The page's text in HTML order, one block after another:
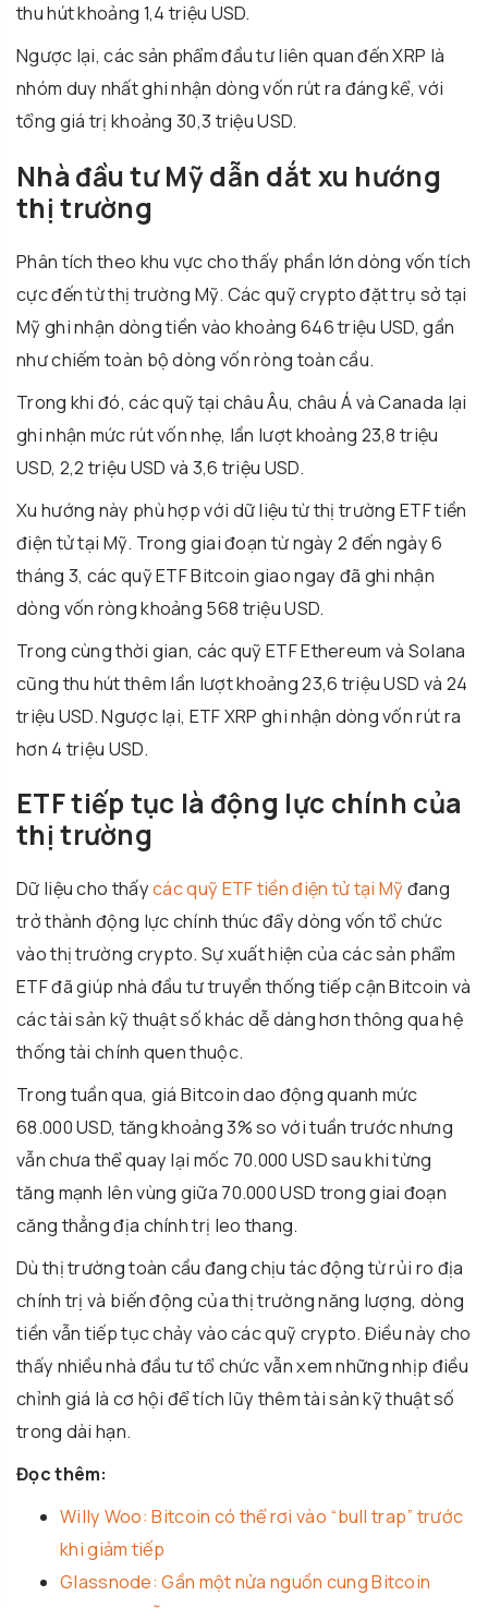
thu hút khoảng 1,4 triệu USD.
Ngược lại, các sản phẩm đầu tư liên quan đến XRP là
nhóm duy nhất ghi nhận dòng vốn rút ra đáng kể, với
tổng giá trị khoảng 30,3 triệu USD.
Nhà đầu tư Mỹ dẫn dắt xu hướng
thị trường
Phân tích theo khu vực cho thấy phần lớn dòng vốn tích
cực đến từ thị trường Mỹ. Các quỹ crypto đặt trụ sở tại
Mỹ ghi nhận dòng tiền vào khoảng 646 triệu USD, gần
như chiếm toàn bộ dòng vốn ròng toàn cầu.
Trong khi đó, các quỹ tại châu Âu, châu Á và Canada lại
ghi nhận mức rút vốn nhẹ, lần lượt khoảng 23,8 triệu
USD, 2,2 triệu USD và 3,6 triệu USD.
Xu hướng này phù hợp với dữ liệu từ thị trường ETF tiền
điện tử tại Mỹ. Trong giai đoạn từ ngày 2 đến ngày 6
tháng 3, các quỹ ETF Bitcoin giao ngay đã ghi nhận
dòng vốn ròng khoảng 568 triệu USD.
Trong cùng thời gian, các quỹ ETF Ethereum và Solana
cũng thu hút thêm lần lượt khoảng 23,6 triệu USD và 24
triệu USD. Ngược lại, ETF XRP ghi nhận dòng vốn rút ra
hơn 4 triệu USD.
ETF tiếp tục là động lực chính của
thị trường
Dữ liệu cho thấycác quỹ ETF tiền điện tử tại Mỹ đang
trở thành động lực chính thúc đẩy dòng vốn tổ chức
vào thị trường crypto. Sự xuất hiện của các sản phẩm
ETF đã giúp nhà đầu tư truyền thống tiếp cận Bitcoin và
các tài sản kỹ thuật số khác dễ dàng hơn thông qua hệ
thống tài chính quen thuộc.
Trong tuần qua, giá Bitcoin dao động quanh mức
68.000 USD, tăng khoảng 3% so với tuần trước nhưng
vẫn chưa thể quay lại mốc 70.000 USD sau khi từng
tăng mạnh lên vùng giữa 70.000 USD trong giai đoạn
căng thẳng địa chính trị leo thang.
Dù thị trường toàn cầu đang chịu tác động từ rủi ro địa
chính trị và biến động của thị trường năng lượng, dòng
tiền vẫn tiếp tục chảy vào các quỹ crypto. Điều này cho
thấy nhiều nhà đầu tư tổ chức vẫn xem những nhịp điều
chỉnh giá là cơ hội để tích lũy thêm tài sản kỹ thuật số
trong dài hạn.
Đọc thêm:
Willy Woo: Bitcoin có thể rơi vào “bull trap” trước
khi giảm tiếp
Glassnode: Gần một nửa nguồn cung Bitcoin